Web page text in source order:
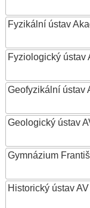
Fyzikální ústav
Fyziologický ústav
Geofyzikální ústav
Geologický ústav
Gymnázium
Historický ústav